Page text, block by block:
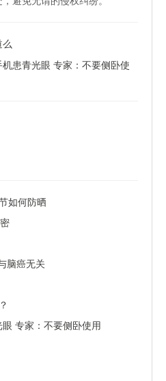
患青光眼 专家：不要侧卧使
如何防晒
脑癌无关
专家：不要侧卧使用